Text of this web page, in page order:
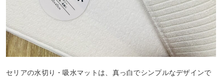
セリアの水切り・吸水マットは、真っ白でシンプルなデザインで